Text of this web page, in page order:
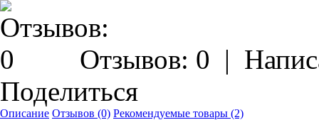
Отзывов: 0 |
Поделиться
Описание Отзывов (0) Рекомендуемые товары (2)